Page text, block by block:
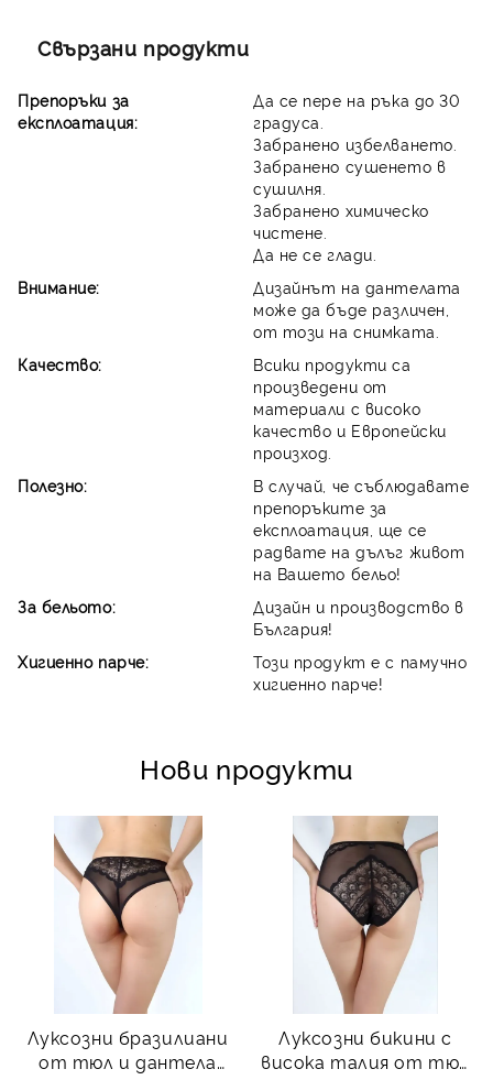
Свързани продукти
Препоръки за
експлоатация:
Да се пере на ръка до 30
градуса.
Забранено избелването.
Забранено сушенето в
сушилня.
Забранено химическо
чистене.
Да не се глади.
Внимание:
Дизайнът на дантелата
може да бъде различен,
от този на снимката.
Качество:
Всики продукти са
произведени от
материали с високо
качество и Европейски
произход.
Полезно:
В случай, че съблюдавате
препоръките за
експлоатация, ще се
радвате на дълъг живот
на Вашето бельо!
За бельото:
Дизайн и производство в
България!
Хигиенно парче:
Този продукт е с памучно
хигиенно парче!
Нови продукти
Луксозни бразилиани
от тюл и дантела
Луксозни бикини с
висока талия от тюл